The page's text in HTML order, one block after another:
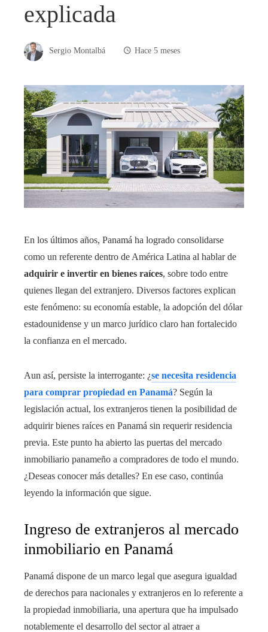
explicada
Sergio Montalbá Hace 5 meses
En los últimos años, Panamá ha logrado consolidarse
como un referente dentro de América Latina al hablar de
adquirir e invertir en bienes raíces, sobre todo entre
quienes llegan del extranjero. Diversos factores explican
este fenómeno: su economía estable, la adopción del dólar
estadounidense y un marco jurídico claro han fortalecido
la confianza en el mercado.
Aun así, persiste la interrogante: ¿se necesita residencia
para comprar propiedad en Panamá? Según la
legislación actual, los extranjeros tienen la posibilidad de
adquirir bienes raíces en Panamá sin requerir residencia
previa. Este punto ha abierto las puertas del mercado
inmobiliario panameño a compradores de todo el mundo.
¿Deseas conocer más detalles? En ese caso, continúa
leyendo la información que sigue.
Ingreso de extranjeros al mercado
inmobiliario en Panamá
Panamá dispone de un marco legal que asegura igualdad
de derechos para nacionales y extranjeros en lo referente a
la propiedad inmobiliaria, una apertura que ha impulsado
notablemente el desarrollo del sector al atraer a